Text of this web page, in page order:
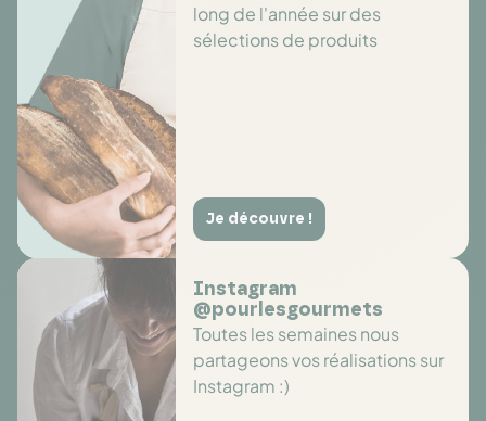
long de l'année sur des
sélections de produits
Je découvre !
Instagram
@pourlesgourmets
Toutes les semaines nous
partageons vos réalisations sur
Instagram :)